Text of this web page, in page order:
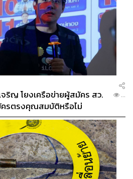
จริญ โยงเครือข่ายผู้สมัคร สว.
รตรงคุณสมบัติหรือไม่
...